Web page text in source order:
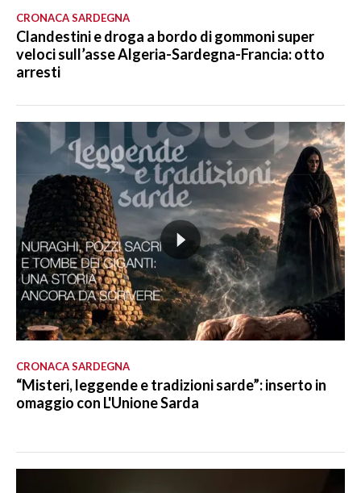
CRONACA SARDEGNA
Clandestini e droga a bordo di gommoni super
veloci sull’asse Algeria-Sardegna-Francia: otto
arresti
CRONACA SARDEGNA
“Misteri, leggende e tradizioni sarde”: inserto in
omaggio con L'Unione Sarda